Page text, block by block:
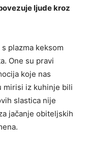
ljude kroz
plazma keksom
One su pravi
koje nas
mirisi iz kuhinje bili
slastica nije
jačanje obiteljskih